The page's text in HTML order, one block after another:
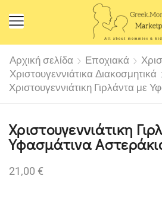
Αρχική σελίδα Εποχιακά
Χριστουγεννιάτικα Διακοσμητικά
Χριστουγεννιάτικη Γιρλάντα με
Χριστουγεννιάτικη
Υφασμάτινα
21,00 €